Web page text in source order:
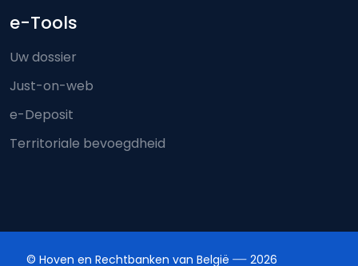
e-Tools
Uw dossier
Just-on-web
e-Deposit
Territoriale bevoegdheid
© Hoven en Rechtbanken van België 2026